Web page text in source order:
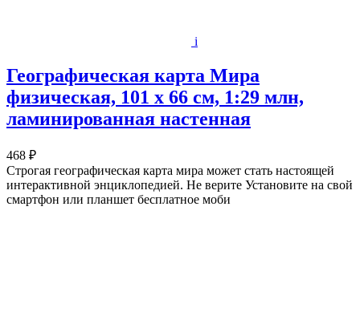
i
Географическая карта Мира
физическая, 101 х 66 см, 1:29 млн,
ламинированная настенная
468 ₽
Строгая географическая карта мира может стать настоящей
интерактивной энциклопедией. Не верите Установите на свой
смартфон или планшет бесплатное моби